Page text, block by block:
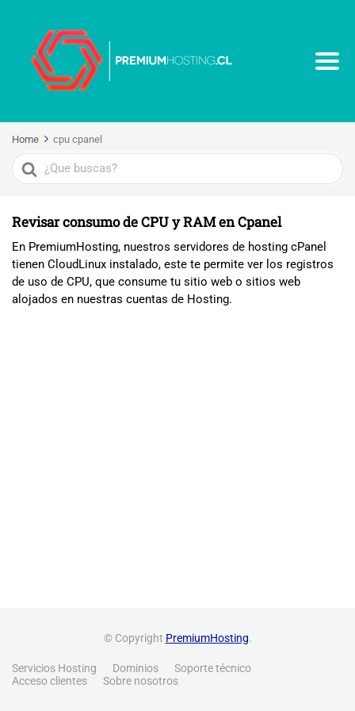
Home cpu cpanel
Search
For
Revisar consumo de CPU y RAM en Cpanel
En PremiumHosting, nuestros servidores de hosting cPanel
tienen CloudLinux instalado, este te permite ver los registros
de uso de CPU, que consume tu sitio web o sitios web
alojados en nuestras cuentas de Hosting.
© Copyright PremiumHosting.
Servicios Hosting Dominios
Soporte técnico
Acceso clientes
Sobre nosotros